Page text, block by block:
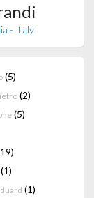
- Italy
(5)
(2)
(5)
(1)
(1)